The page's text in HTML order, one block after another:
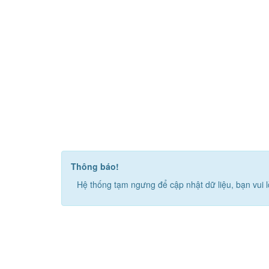
Thông báo!
Hệ thống tạm ngưng để cập nhật dữ liệu, bạn vui